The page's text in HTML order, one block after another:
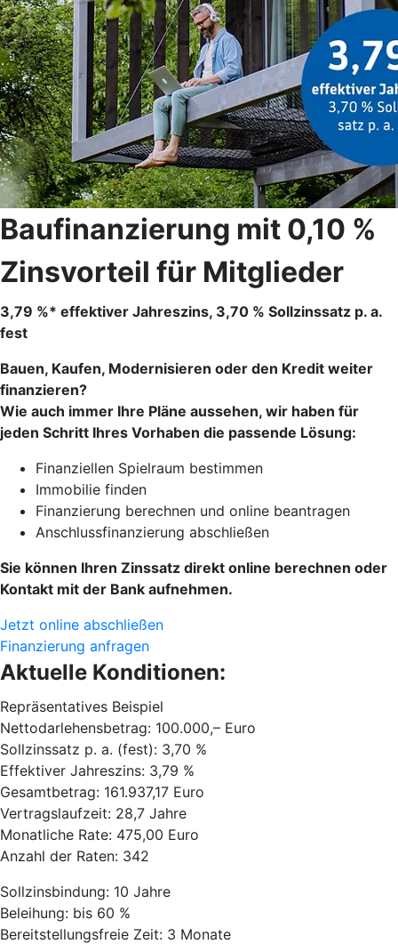
Baufinanzierung mit 0,10 %
Zinsvorteil für Mitglieder
3,79 %* effektiver Jahreszins, 3,70 % Sollzinssatz p. a.
fest
Bauen, Kaufen, Modernisieren oder den Kredit weiter
finanzieren?
Wie auch immer Ihre Pläne aussehen, wir haben für
jeden Schritt Ihres Vorhaben die passende Lösung:
Finanziellen Spielraum bestimmen
Immobilie finden
Finanzierung berechnen und online beantragen
Anschlussfinanzierung abschließen
Sie können Ihren Zinssatz direkt online berechnen oder
Kontakt mit der Bank aufnehmen.
Jetzt online abschließen
Finanzierung anfragen
Aktuelle Konditionen:
Repräsentatives Beispiel
Nettodarlehensbetrag: 100.000,– Euro
Sollzinssatz p. a. (fest): 3,70 %
Effektiver Jahreszins: 3,79 %
Gesamtbetrag: 161.937,17 Euro
Vertragslaufzeit: 28,7 Jahre
Monatliche Rate: 475,00 Euro
Anzahl der Raten: 342
Sollzinsbindung: 10 Jahre
Beleihung: bis 60 %
Bereitstellungsfreie Zeit: 3 Monate